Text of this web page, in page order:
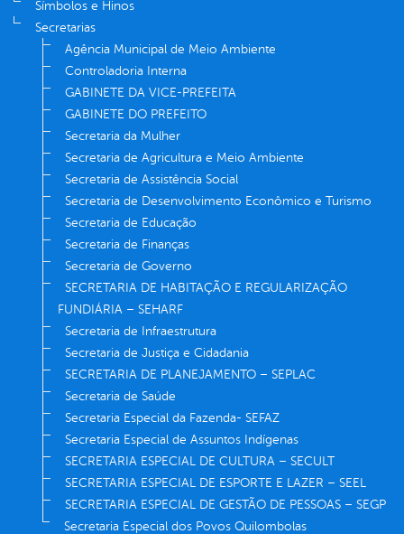
Símbolos e Hinos
Secretarias
Agência Municipal de Meio Ambiente
Controladoria Interna
GABINETE DA VICE-PREFEITA
GABINETE DO PREFEITO
Secretaria da Mulher
Secretaria de Agricultura e Meio Ambiente
Secretaria de Assistência Social
Secretaria de Desenvolvimento Econômico e Turismo
Secretaria de Educação
Secretaria de Finanças
Secretaria de Governo
SECRETARIA DE HABITAÇÃO E REGULARIZAÇÃO
FUNDIÁRIA – SEHARF
Secretaria de Infraestrutura
Secretaria de Justiça e Cidadania
SECRETARIA DE PLANEJAMENTO – SEPLAC
Secretaria de Saúde
Secretaria Especial da Fazenda- SEFAZ
Secretaria Especial de Assuntos Indígenas
SECRETARIA ESPECIAL DE CULTURA – SECULT
SECRETARIA ESPECIAL DE ESPORTE E LAZER – SEEL
SECRETARIA ESPECIAL DE GESTÃO DE PESSOAS – SEGP
Secretaria Especial dos Povos Quilombolas